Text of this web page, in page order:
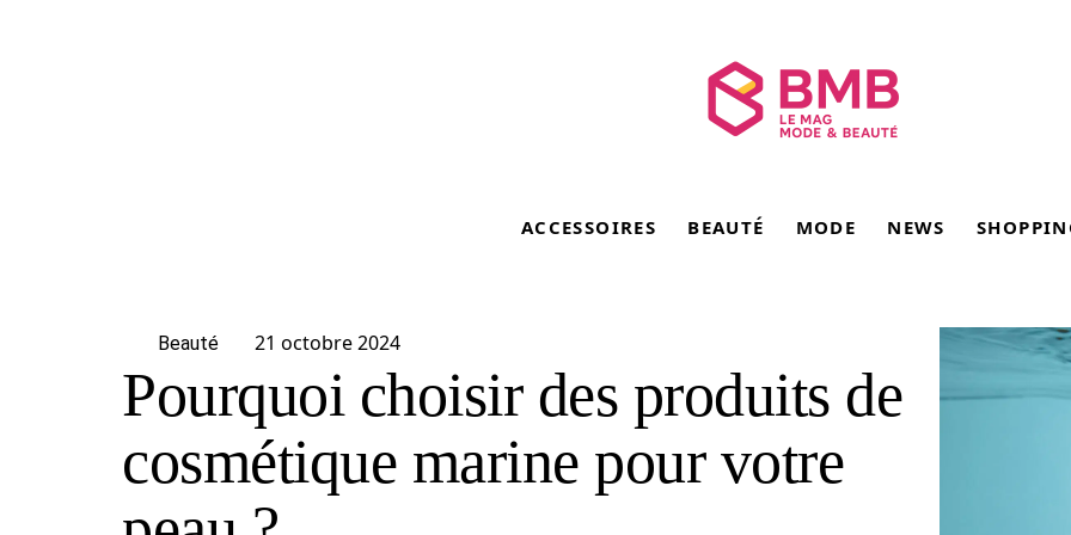
ACCESSOIRES BEAUTÉ MODE NEWS
Beauté 21 octobre 2024
Pourquoi choisir des produits de
cosmétique marine pour votre